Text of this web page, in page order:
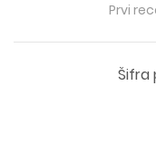
Prvi
Šifra